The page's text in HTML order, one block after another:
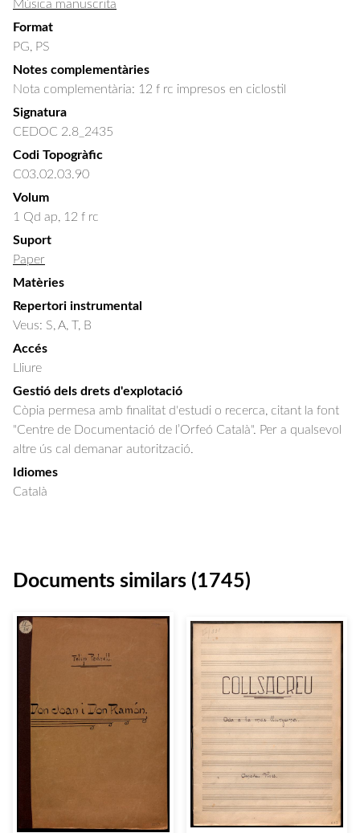
Música manuscrita
Format
PG, PS
Notes complementàries
Nota complementària: 12 f rc impresos en ciclostil
Signatura
CEDOC 2.8_2435
Codi Topogràfic
C03.02.03.90
Volum
1 Qd ap, 12 f rc
Suport
Paper
Matèries
Repertori instrumental
Veus: S, A, T, B
Accés
Lliure
Gestió dels drets d'explotació
Còpia permesa amb finalitat d'estudi o recerca, citant la font
"Centre de Documentació de l’Orfeó Català". Per a qualsevol
altre ús cal demanar autorització.
Idiomes
Català
Documents similars (1745)